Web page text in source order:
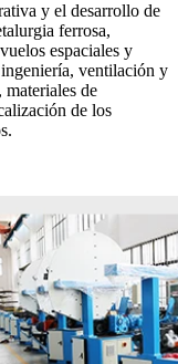
y el desarrollo de
ferrosa,
espaciales y
ventilación y
materiales de
de los